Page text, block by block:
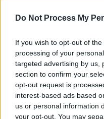
Do Not Process My
If you wish to opt-out of
processing of your
targeted advertising by us,
section to confirm your
opt-out request is
interest-based ads based
us or personal information
your opt-out. You may
SOS (Șoșoacă)
PACE (Peia)
Acțiunea
PDF (Lazarus)
PUSL (D. Voiculescu)
PNȚCD (Pavelescu)